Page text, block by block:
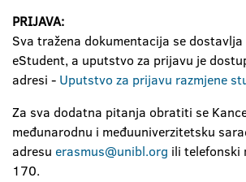
PRIJAVA:
Sva tražena dokumentacija se
eStudent, a uputstvo za prijavu je
adresi - Uputstvo za prijavu razmjene
Za sva dodatna pitanja obratiti se
međunarodnu i međuuniverzitetsku
adresu erasmus@unibl.org ili
170.